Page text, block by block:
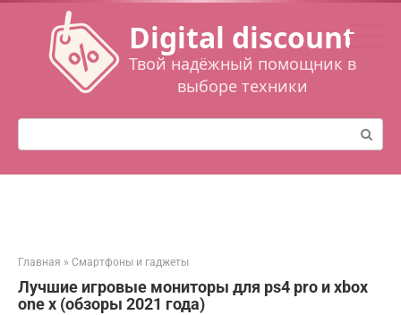
Перейти
контенту
Digital discount
Твой надёжный помощник в
выборе техники
Поиск:
Главная » Смартфоны и гаджеты
Лучшие игровые мониторы для ps4 pro и xbox
one x (обзоры 2021 года)